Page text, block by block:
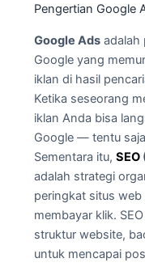
Pengertian Google
Google Ads adalah
Google yang
iklan di hasil
Ketika seseorang
iklan Anda bisa
Google — tentu
Sementara itu,SEO
adalah strategi
peringkat situs
membayar klik.
struktur website,
untuk mencapai